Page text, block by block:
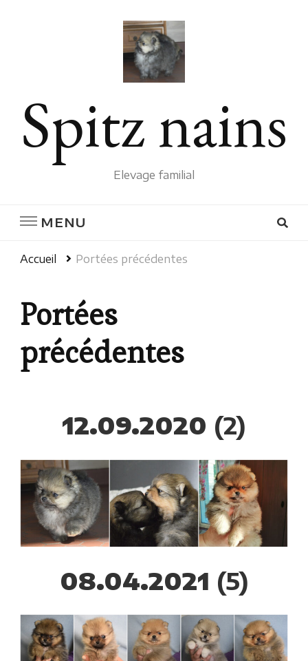
Spitz nains
Elevage familial
MENU
Accueil Portées précédentes
Portées
précédentes
12.09.2020 (2)
08.04.2021 (5)